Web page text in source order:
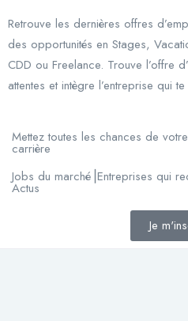
Retrouve les dernières offres
des opportunités en Stages,
CDD ou Freelance. Trouve l’offre
attentes et intègre l’entreprise qui
Mettez toutes les chances de
carrière
Jobs du marché⎟Entreprises qui
Actus
Je